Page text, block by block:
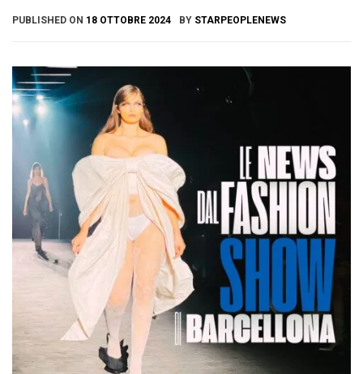
PUBLISHED ON 18 OTTOBRE 2024 BY STARPEOPLENEWS